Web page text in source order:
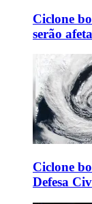
Ciclone
serão
Ciclone
Defesa